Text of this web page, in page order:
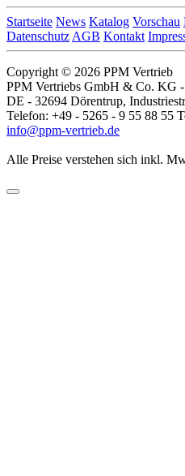
Startseite News Katalog Vorschau
Datenschutz AGB Kontakt
Copyright © 2026 PPM Vertrieb
PPM Vertriebs GmbH & Co. KG
DE - 32694 Dörentrup,
Telefon: +49 - 5265 - 9 55 88 55
info@ppm-vertrieb.de
Alle Preise verstehen sich inkl.